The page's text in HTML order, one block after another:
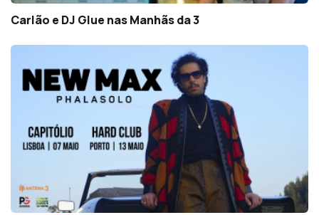
Carlão e DJ Glue nas Manhãs da 3